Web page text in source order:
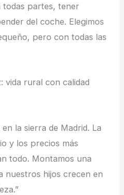
todas partes, tener
del coche. Elegimos
pero con todas las
vida rural con calidad
la sierra de Madrid. La
y los precios más
todo. Montamos una
nuestros hijos crecen en